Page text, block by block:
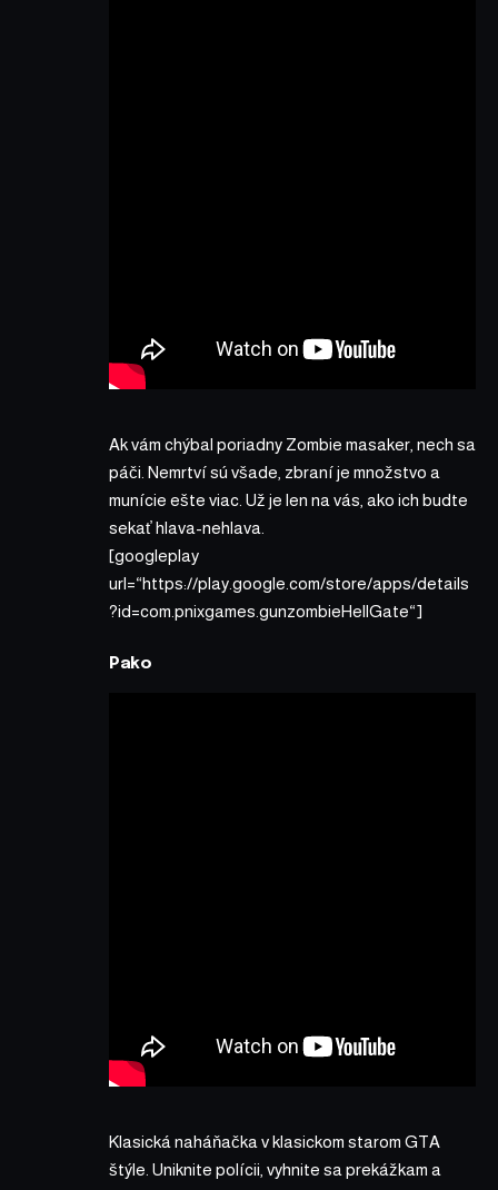
Ak vám chýbal poriadny Zombie masaker, nech sa
páči. Nemrtví sú všade, zbraní je množstvo a
munície ešte viac. Už je len na vás, ako ich budte
sekať hlava-nehlava.
[googleplay
url=“https://play.google.com/store/apps/details
?id=com.pnixgames.gunzombieHellGate“]
Pako
Klasická naháňačka v klasickom starom GTA
štýle. Uniknite polícii, vyhnite sa prekážkam a